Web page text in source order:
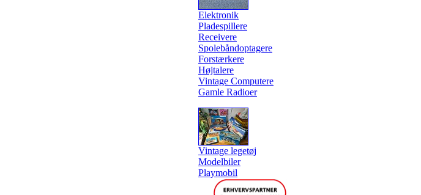
Elektronik
Pladespillere
Receivere
Spolebåndoptagere
Forstærkere
Højtalere
Vintage Computere
Gamle Radioer
Vintage legetøj
Modelbiler
Playmobil